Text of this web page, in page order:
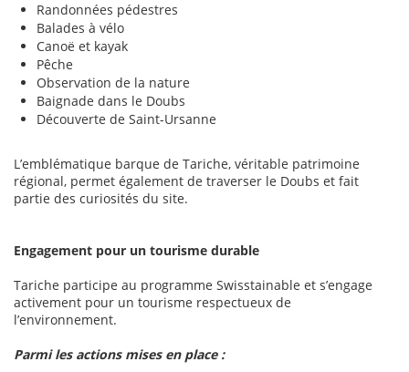
Randonnées pédestres
Balades à vélo
Canoë et kayak
Pêche
Observation de la nature
Baignade dans le Doubs
Découverte de Saint-Ursanne
L’emblématique barque de Tariche, véritable patrimoine
régional, permet également de traverser le Doubs et fait
partie des curiosités du site.
Engagement pour un tourisme durable
Tariche participe au programme Swisstainable et s’engage
activement pour un tourisme respectueux de
l’environnement.
Parmi les actions mises en place :